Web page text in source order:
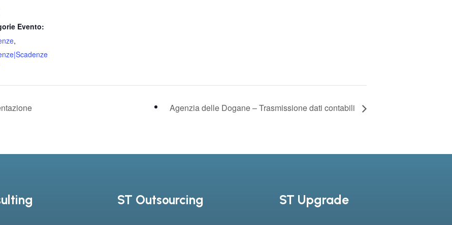
Evento:
,
Agenzia delle Dogane – Trasmissione dati contabili
ST Outsourcing ST Upgrade